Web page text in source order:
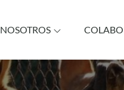
NOSOTROS